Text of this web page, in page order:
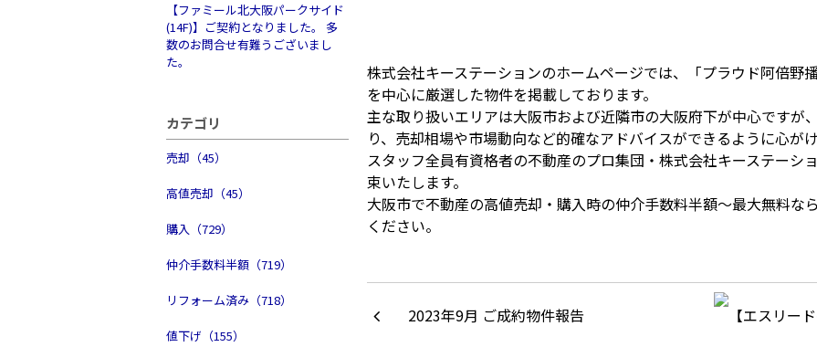
【ファミール北大阪パークサイド
(14F)】ご契約となりました。 多
数のお問合せ有難うございまし
た。
カテゴリ
売却（45）
高値売却（45）
購入（729）
仲介手数料半額（719）
リフォーム済み（718）
値下げ（155）
株式会社キーステーションのホームページでは、「プラウド阿倍野
を中心に厳選した物件を掲載しております。
主な取り扱いエリアは大阪市および近隣市の大阪府下が中心ですが
り、売却相場や市場動向など的確なアドバイスができるように心がけ
スタッフ全員有資格者の不動産のプロ集団・株式会社キーステーシ
束いたします。
大阪市で不動産の高値売却・購入時の仲介手数料半額～最大無料な
ください。
2023年9月 ご成約物件報告